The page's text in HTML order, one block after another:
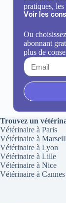
pratiques, les
Voir les
Ou
abonnant
plus de
Trouvez un
Vétérinaire à Paris
Vétérinaire à
Vétérinaire à Lyon
Vétérinaire à Lille
Vétérinaire à Nice
Vétérinaire à Cannes